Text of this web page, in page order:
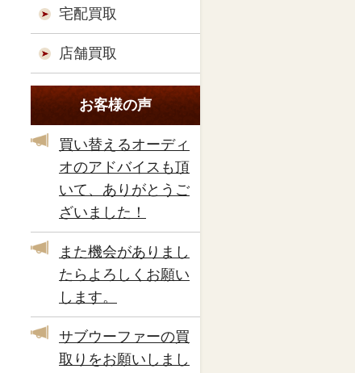
宅配買取
店舗買取
お客様の声
買い替えるオーディ
オのアドバイスも頂
いて、ありがとうご
ざいました！
また機会がありまし
たらよろしくお願い
します。
サブウーファーの買
取りをお願いしまし